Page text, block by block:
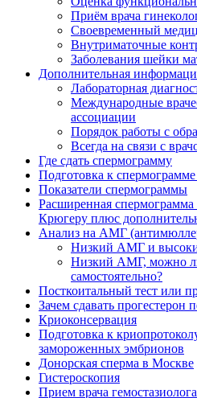
Приём врача
Своевременный
Внутриматочные
Заболевания шейки
Дополнительная
Лабораторная
Международные
ассоциации
Порядок работы с
Всегда на связи с
Где сдать спермограмму
Подготовка к
Показатели спермограммы
Расширенная
Крюгеру плюс
Анализ на АМГ
Низкий АМГ и
Низкий АМГ, можно
самостоятельно?
Посткоитальный тест или
Зачем сдавать прогестерон
Криоконсервация
Подготовка к
замороженных эмбрионов
Донорская сперма в Москве
Гистероскопия
Прием врача гемостазиолога